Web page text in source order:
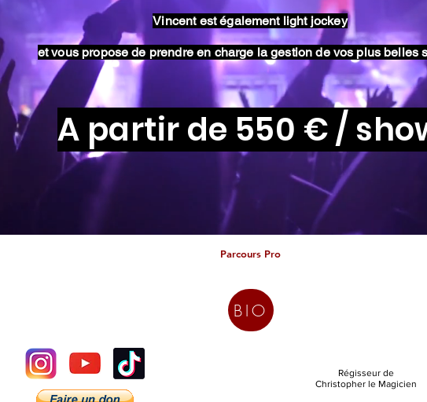
Vincent est également light jockey
et vous propose de prendre en charge la gestion de vos plus belles
A partir de 550 € /
Parcours Pro
BIO
Régisseur de
Christopher le Magicien